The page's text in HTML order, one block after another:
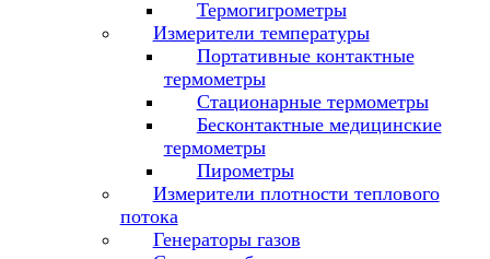
Термогигрометры
Измерители температуры
Портативные контактные
термометры
Стационарные термометры
Бесконтактные медицинские
термометры
Пирометры
Измерители плотности теплового
потока
Генераторы газов